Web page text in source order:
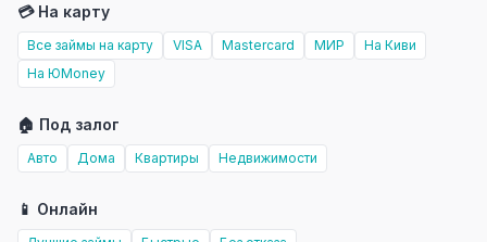
💳 На карту
Все займы на карту VISA Mastercard МИР
На Киви
На ЮMoney
🏠 Под залог
Авто Дома Квартиры Недвижимости
📱 Онлайн